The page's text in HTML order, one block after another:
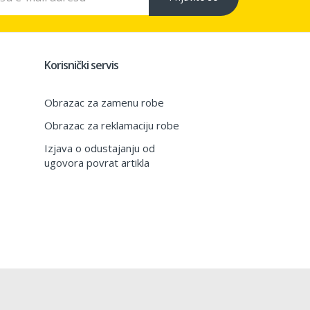
Korisnički servis
Obrazac za zamenu robe
Obrazac za reklamaciju robe
Izjava o odustajanju od
ugovora povrat artikla